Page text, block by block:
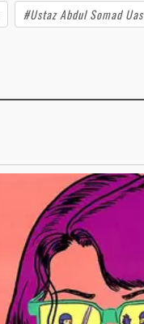
#Ustaz Abdul Somad Uas